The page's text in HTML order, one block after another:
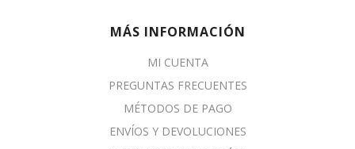
MÁS INFORMACIÓN
MI CUENTA
PREGUNTAS FRECUENTES
MÉTODOS DE PAGO
ENVÍOS Y DEVOLUCIONES